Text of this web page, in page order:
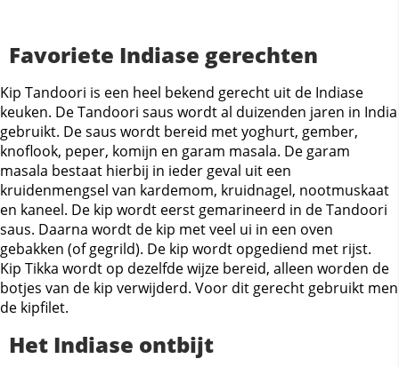
Favoriete Indiase gerechten
Kip Tandoori is een heel bekend gerecht uit de Indiase
keuken. De Tandoori saus wordt al duizenden jaren in India
gebruikt. De saus wordt bereid met yoghurt, gember,
knoflook, peper, komijn en garam masala. De garam
masala bestaat hierbij in ieder geval uit een
kruidenmengsel van kardemom, kruidnagel, nootmuskaat
en kaneel. De kip wordt eerst gemarineerd in de Tandoori
saus. Daarna wordt de kip met veel ui in een oven
gebakken (of gegrild). De kip wordt opgediend met rijst.
Kip Tikka wordt op dezelfde wijze bereid, alleen worden de
botjes van de kip verwijderd. Voor dit gerecht gebruikt men
de kipfilet.
Het Indiase ontbijt